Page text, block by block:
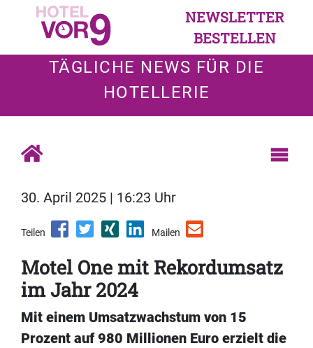
NEWSLETTER
BESTELLEN
TÄGLICHE NEWS FÜR DIE
HOTELLERIE
30. April 2025 | 16:23 Uhr
Teilen Mailen
Motel One mit Rekordumsatz
im Jahr 2024
Mit einem Umsatzwachstum von 15
Prozent auf 980 Millionen Euro erzielt die